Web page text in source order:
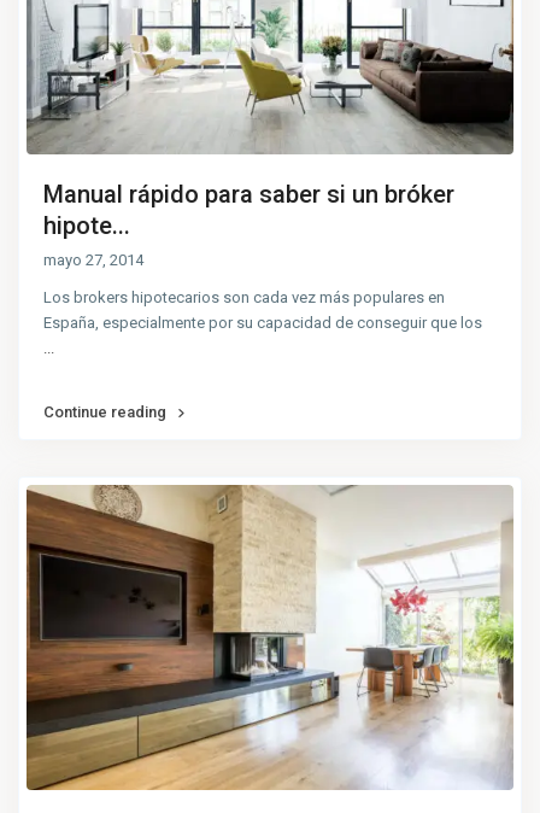
Manual rápido para saber si un bróker
hipote...
mayo 27, 2014
Los brokers hipotecarios son cada vez más populares en
España, especialmente por su capacidad de conseguir que los
...
Continue reading